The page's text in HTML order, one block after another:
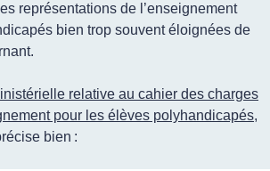
représentations de l’enseignement
bien trop souvent éloignées de
relative au cahier des charges
pour les élèves polyhandicapés,
bien :